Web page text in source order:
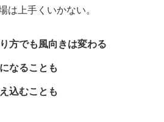
上手くいかない。
方でも風向きは変わる
なることも
込むことも